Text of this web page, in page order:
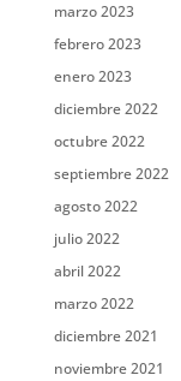
marzo 2023
febrero 2023
enero 2023
diciembre 2022
octubre 2022
septiembre 2022
agosto 2022
julio 2022
abril 2022
marzo 2022
diciembre 2021
noviembre 2021